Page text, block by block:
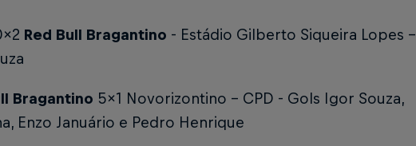
Red Bull Bragantino - Estádio Gilberto Siqueira Lopes -
Bragantino 5x1 Novorizontino - CPD - Gols Igor Souza,
Enzo Januário e Pedro Henrique